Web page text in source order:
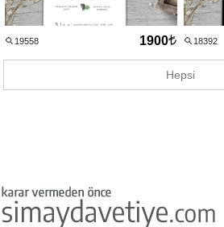
19558 1900 18392
Hepsi